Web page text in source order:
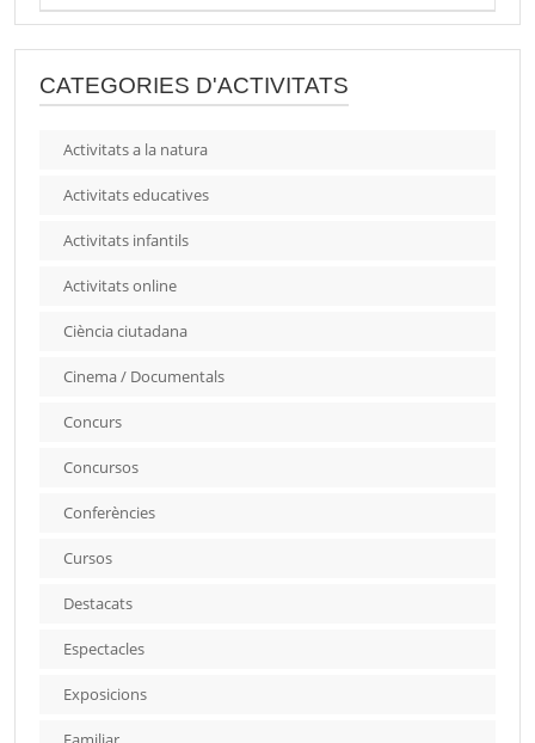
CATEGORIES D'ACTIVITATS
Activitats a la natura
Activitats educatives
Activitats infantils
Activitats online
Ciència ciutadana
Cinema / Documentals
Concurs
Concursos
Conferències
Cursos
Destacats
Espectacles
Exposicions